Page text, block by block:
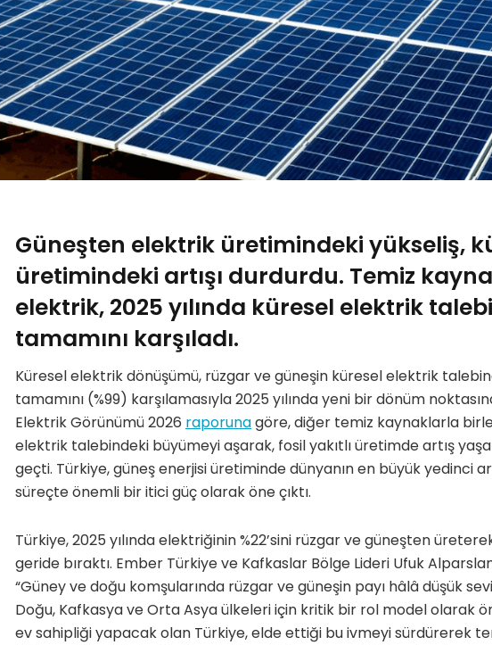
Güneşten elektrik üretimindeki yükseliş,
üretimindeki artışı durdurdu. Temiz
elektrik, 2025 yılında küresel elektrik
tamamını karşıladı.
Küresel elektrik dönüşümü, rüzgar ve güneşin küresel elektrik
tamamını (%99) karşılamasıyla 2025 yılında yeni bir dönüm
Elektrik Görünümü 2026 raporunagöre, diğer temiz kaynaklarla
elektrik talebindeki büyümeyi aşarak, fosil yakıtlı üretimde artış
geçti. Türkiye, güneş enerjisi üretiminde dünyanın en büyük yedinci
süreçte önemli bir itici güç olarak öne çıktı.
Türkiye, 2025 yılında elektriğinin %22’sini rüzgar ve güneşten
geride bıraktı. Ember Türkiye ve Kafkaslar Bölge Lideri Ufuk
“Güney ve doğu komşularında rüzgar ve güneşin payı hâlâ düşük
Doğu, Kafkasya ve Orta Asya ülkeleri için kritik bir rol model olarak
ev sahipliği yapacak olan Türkiye, elde ettiği bu ivmeyi sürdürerek